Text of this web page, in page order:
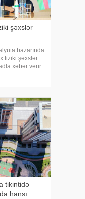
şəxslər
bazarında
fiziki şəxslər
xəbər verir
tikintidə
hansı